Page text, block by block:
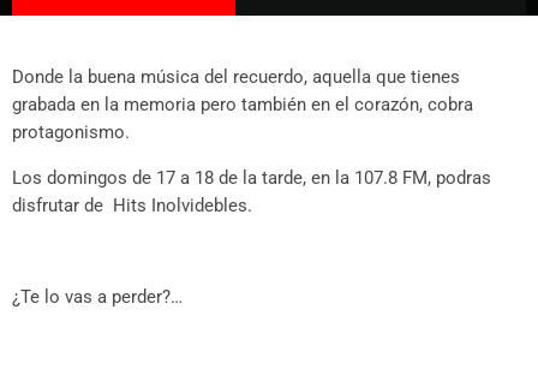
Donde la buena música del recuerdo, aquella que tienes
grabada en la memoria pero también en el corazón, cobra
protagonismo.
Los domingos de 17 a 18 de la tarde, en la 107.8 FM, podras
disfrutar de Hits Inolvidebles.
¿Te lo vas a perder?…